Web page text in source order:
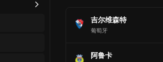
吉尔维森特
葡萄牙
阿鲁卡